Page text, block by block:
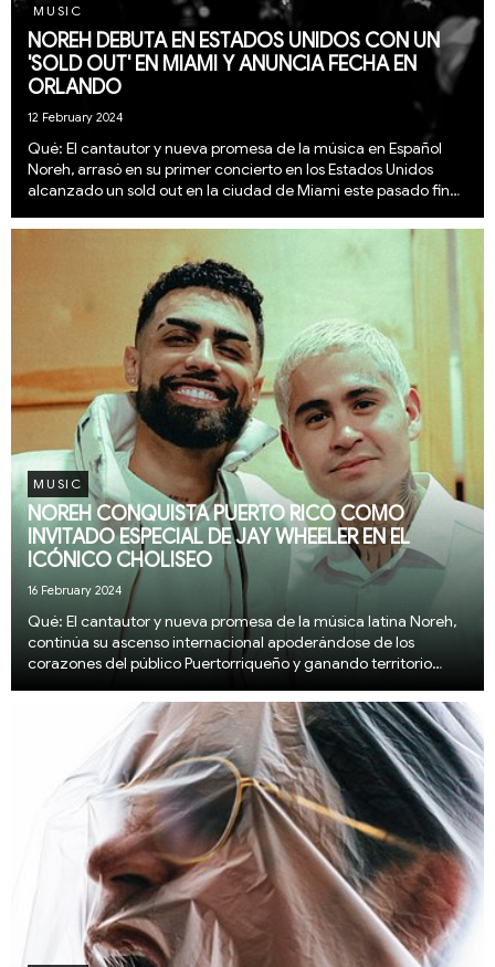
MUSIC
NOREH DEBUTA EN ESTADOS UNIDOS CON UN
'SOLD OUT' EN MIAMI Y ANUNCIA FECHA EN
ORLANDO
12 February 2024
Qué: El cantautor y nueva promesa de la música en Español
Noreh, arrasó en su primer concierto en los Estados Unidos
alcanzado un sold out en la ciudad de Miami este pasado fin
más especial, hubo un dueto junto...
MUSIC
NOREH CONQUISTA PUERTO RICO COMO
INVITADO ESPECIAL DE JAY WHEELER EN EL
ICÓNICO CHOLISEO
16 February 2024
Qué: El cantautor y nueva promesa de la música latina Noreh,
continúa su ascenso internacional apoderándose de los
corazones del público Puertorriqueño y ganando territorio
conciertos de Jay Wheeler como uno...